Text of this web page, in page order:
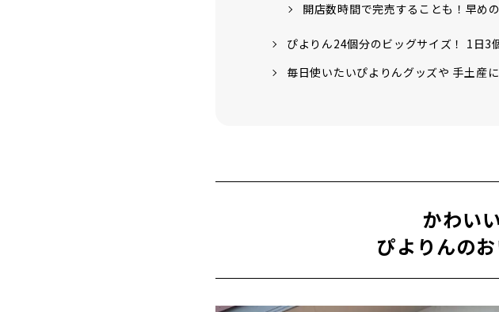
開店数時間で完売することも！早め
ぴよりん24個分のビッグサイズ！ 1日3
毎日使いたいぴよりんグッズや 手土産
かわい
ぴよりんの